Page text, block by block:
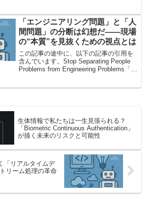
「JSON」「XML」「...
「エンジニアリング問題」と「人
間問題」の分断は幻想だ――現場
の“本質”を見抜くための視点とは
この記事の途中に、以下の記事の引用を
含んでいます。Stop Separating People
Problems from Engineering Problems「技
生体情報で私たちは一生見張られる？
「Biometric Continuous Authentication」
が描く未来のリスクと可能性
「リアルタイムデ
リーム処理の革命